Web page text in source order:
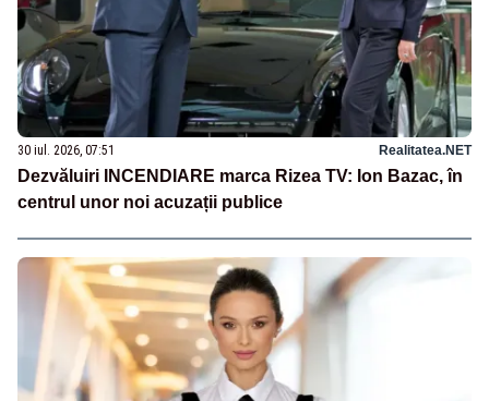
30 iul. 2026, 07:51 Realitatea.NET
Dezvăluiri INCENDIARE marca Rizea TV: Ion Bazac, în
centrul unor noi acuzații publice